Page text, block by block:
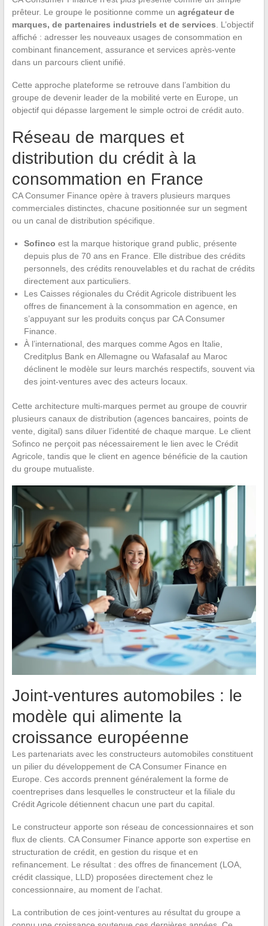
prêteur. Le groupe le positionne comme un agrégateur de
marques, de partenaires industriels et de services . L’objectif
affiché : adresser les nouveaux usages de consommation en
combinant financement, assurance et services après-vente
dans un parcours client unifié.
Cette approche plateforme se retrouve dans l’ambition du
groupe de devenir leader de la mobilité verte en Europe, un
objectif qui dépasse largement le simple octroi de crédit auto.
Réseau de marques et
distribution du crédit à la
consommation en France
CA Consumer Finance opère à travers plusieurs marques
commerciales distinctes, chacune positionnée sur un segment
ou un canal de distribution spécifique.
Sofinco est la marque historique grand public, présente
depuis plus de 70 ans en France. Elle distribue des crédits
personnels, des crédits renouvelables et du rachat de crédits
directement aux particuliers.
Les Caisses régionales du Crédit Agricole distribuent les
offres de financement à la consommation en agence, en
s’appuyant sur les produits conçus par CA Consumer
Finance.
À l’international, des marques comme Agos en Italie,
Creditplus Bank en Allemagne ou Wafasalaf au Maroc
déclinent le modèle sur leurs marchés respectifs, souvent via
des joint-ventures avec des acteurs locaux.
Cette architecture multi-marques permet au groupe de couvrir
plusieurs canaux de distribution (agences bancaires, points de
vente, digital) sans diluer l’identité de chaque marque. Le client
Sofinco ne perçoit pas nécessairement le lien avec le Crédit
Agricole, tandis que le client en agence bénéficie de la caution
du groupe mutualiste.
Joint-ventures automobiles : le
modèle qui alimente la
croissance européenne
Les partenariats avec les constructeurs automobiles constituent
un pilier du développement de CA Consumer Finance en
Europe. Ces accords prennent généralement la forme de
coentreprises dans lesquelles le constructeur et la filiale du
Crédit Agricole détiennent chacun une part du capital.
Le constructeur apporte son réseau de concessionnaires et son
flux de clients. CA Consumer Finance apporte son expertise en
structuration de crédit, en gestion du risque et en
refinancement. Le résultat : des offres de financement (LOA,
crédit classique, LLD) proposées directement chez le
concessionnaire, au moment de l’achat.
La contribution de ces joint-ventures au résultat du groupe a